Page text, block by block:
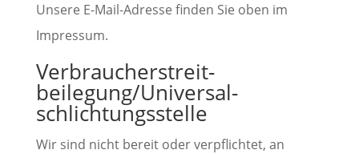
Unsere E-Mail-Adresse finden Sie oben im
Impressum.
Verbraucher­streit­
beilegung/Universal­
schlichtungs­stelle
Wir sind nicht bereit oder verpflichtet, an